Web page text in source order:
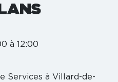
à 12:00
Services à Villard-de-